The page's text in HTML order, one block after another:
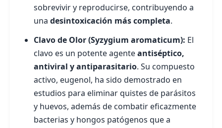
sobrevivir y reproducirse, contribuyendo a
una desintoxicación más completa.
Clavo de Olor (Syzygium aromaticum): El
clavo es un potente agenteantiséptico,
antiviral y antiparasitario. Su compuesto
activo, eugenol, ha sido demostrado en
estudios para eliminar quistes de parásitos
y huevos, además de combatir eficazmente
bacterias y hongos patógenos que a